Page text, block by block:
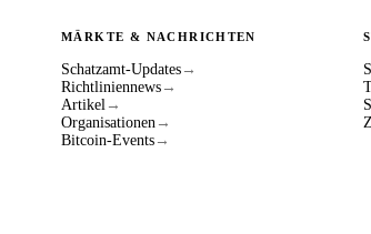
MÄRKTE & NACHRICHTEN
Schatzamt-Updates →
Richtliniennews →
Artikel →
Organisationen →
Bitcoin-Events →